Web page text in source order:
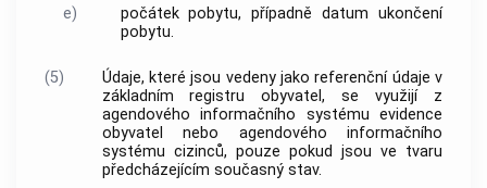
e)
počátek pobytu, případně datum ukončení
pobytu.
(5)
Údaje, které jsou vedeny jako referenční údaje v
základním registru obyvatel, se využijí z
agendového informačního systému evidence
obyvatel nebo agendového informačního
systému cizinců, pouze pokud jsou ve tvaru
předcházejícím současný stav.